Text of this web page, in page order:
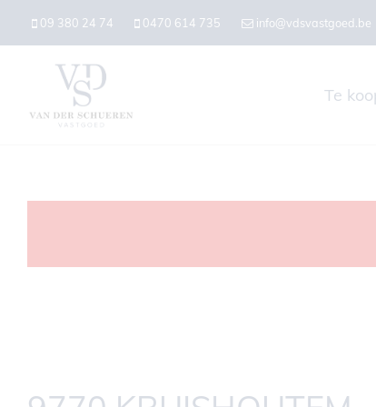
09 380 24 74 0470 614 735 info@vdsvastgoed.be
Te